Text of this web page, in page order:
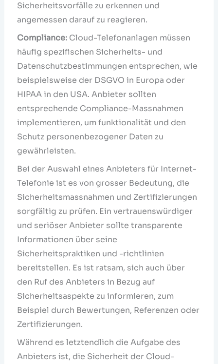
Sicherheitsvorfälle zu erkennen und
angemessen darauf zu reagieren.
Compliance:Cloud-Telefonanlagen müssen
häufig spezifischen Sicherheits- und
Datenschutzbestimmungen entsprechen, wie
beispielsweise der DSGVO in Europa oder
HIPAA in den USA. Anbieter sollten
entsprechende Compliance-Massnahmen
implementieren, um funktionalität und den
Schutz personenbezogener Daten zu
gewährleisten.
Bei der Auswahl eines Anbieters für Internet-
Telefonie ist es von grosser Bedeutung, die
Sicherheitsmassnahmen und Zertifizierungen
sorgfältig zu prüfen. Ein vertrauenswürdiger
und seriöser Anbieter sollte transparente
Informationen über seine
Sicherheitspraktiken und -richtlinien
bereitstellen. Es ist ratsam, sich auch über
den Ruf des Anbieters in Bezug auf
Sicherheitsaspekte zu informieren, zum
Beispiel durch Bewertungen, Referenzen oder
Zertifizierungen.
Während es letztendlich die Aufgabe des
Anbieters ist, die Sicherheit der Cloud-